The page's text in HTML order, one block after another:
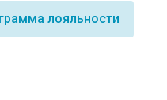
лояльности